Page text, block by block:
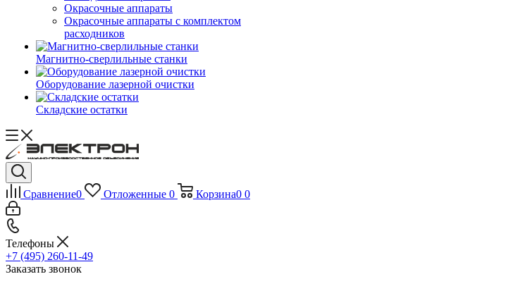
Окрасочные аппараты
Окрасочные аппараты с комплектом
расходников
Магнитно-сверлильные станки
Оборудование лазерной очистки
Складские остатки
Сравнение0 Отложенные 0 Корзина0 0
Телефоны
+7 (495) 260-11-49
Заказать звонок